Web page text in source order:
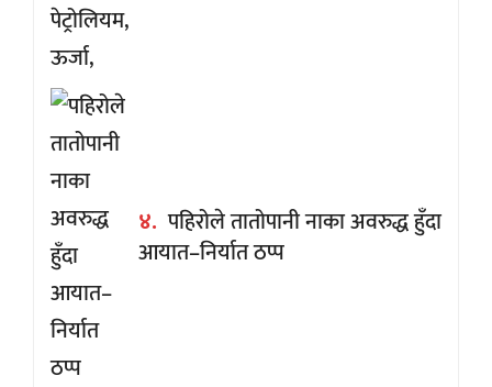
४. पहिरोले तातोपानी नाका अवरुद्ध हुँदा
आयात–निर्यात ठप्प